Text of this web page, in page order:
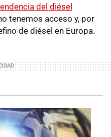
del diésel
tenemos acceso y, por
de diésel en Europa.